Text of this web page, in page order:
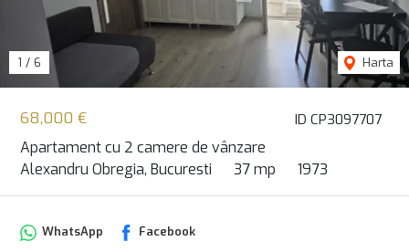
ID CP3097707
68,000 €
Apartament cu 2 camere de vânzare
Alexandru Obregia, Bucuresti
37 mp 1973
1 / 6 Harta
WhatsApp Facebook